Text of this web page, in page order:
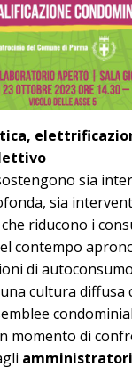
sia
sia
riducono i
contempo
di
cultura diffusa
momento di